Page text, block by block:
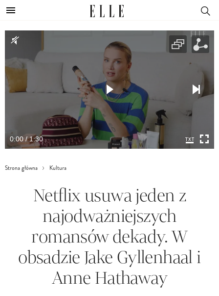
0:00 / 1:30
Strona główna Kultura
Netflix usuwa jeden z
najodważniejszych
romansów dekady. W
obsadzie Jake Gyllenhaal i
Anne Hathaway